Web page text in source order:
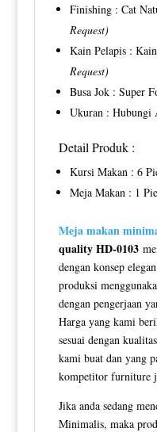
Finishing : Cat
Request)
Kain Pelapis :
Request)
Busa Jok : Super
Ukuran : Hubungi
Detail Produk :
Kursi Makan : 6
Meja Makan : 1
Meja makan
quality HD-0103
dengan konsep
produksi
dengan pengerjaan
Harga yang kami
sesuai dengan
kami buat dan yang
kompetitor furniture
Jika anda sedang
Minimalis, maka